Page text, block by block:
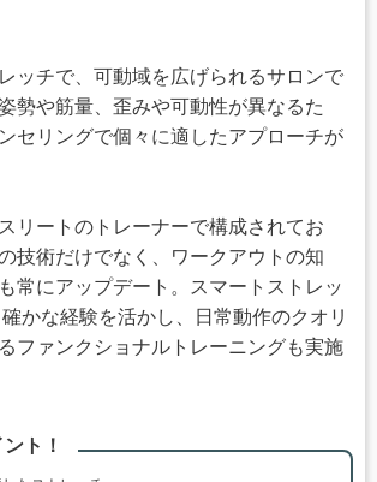
ッチで、可動域を広げられるサロンで
勢や筋量、歪みや可動性が異なるた
セリングで個々に適したアプローチが
リートのトレーナーで構成されてお
技術だけでなく、ワークアウトの知
常にアップデート。スマートストレッ
かな経験を活かし、日常動作のクオリ
ファンクショナルトレーニングも実施
ト！